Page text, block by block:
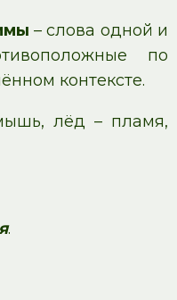
– слова одной и
по
контексте.
лёд – пламя,
.